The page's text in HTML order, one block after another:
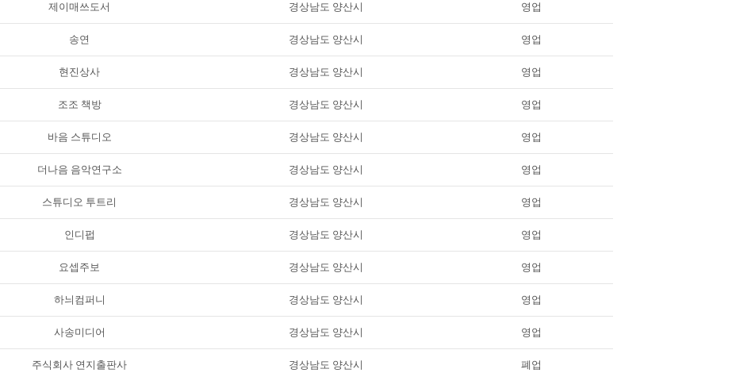
제이매쓰도서 경상남도 양산시 영업
송연 경상남도 양산시 영업
현진상사 경상남도 양산시 영업
조조 책방 경상남도 양산시 영업
바음 스튜디오 경상남도 양산시 영업
더나음 음악연구소 경상남도 양산시 영업
스튜디오 투트리 경상남도 양산시 영업
인디펍 경상남도 양산시 영업
요셉주보 경상남도 양산시 영업
하늬컴퍼니 경상남도 양산시 영업
사송미디어 경상남도 양산시 영업
주식회사 연지출판사 경상남도 양산시 폐업